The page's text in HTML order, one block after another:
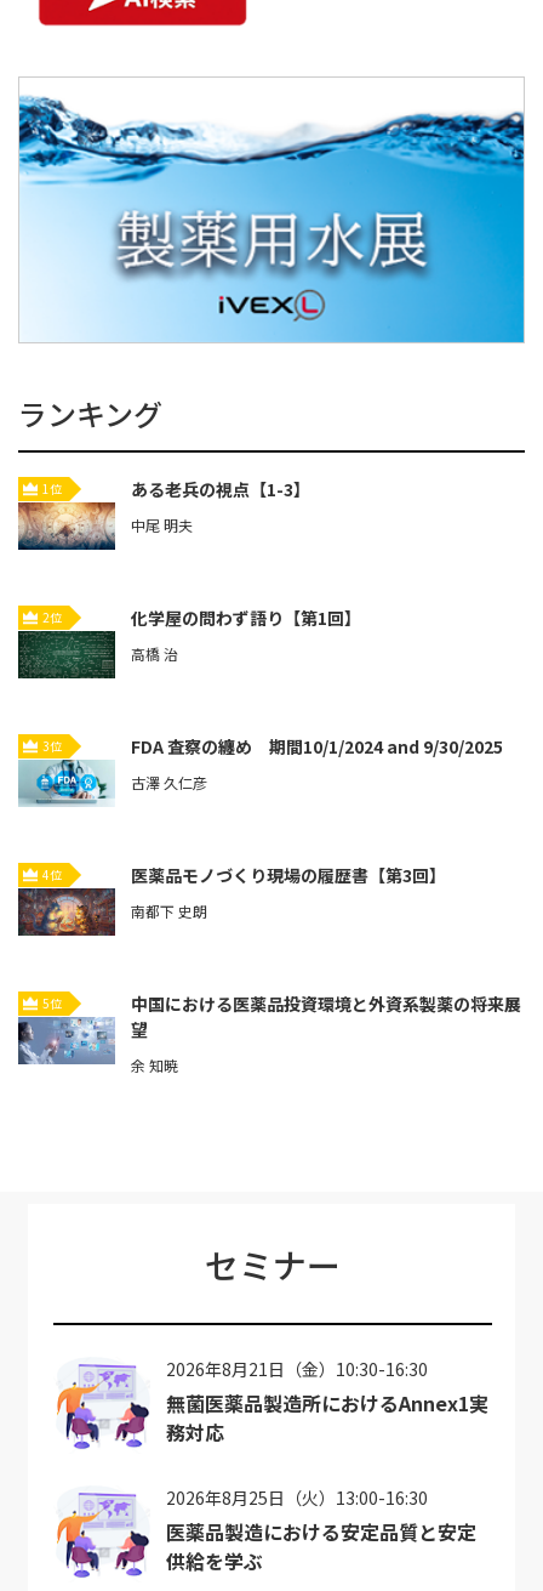
ランキング
1位 ある老兵の視点【1-3】
中尾 明夫
2位 化学屋の問わず語り【第1回】
高橋 治
3位 FDA 査察の纏め 期間10/1/2024 and 9/30/2025
古澤 久仁彦
4位 医薬品モノづくり現場の履歴書【第3回】
南都下 史朗
5位
中国における医薬品投資環境と外資系製薬の将来展
望
余 知暁
セミナー
2026年8月21日（金）10:30-16:30
無菌医薬品製造所におけるAnnex1実
務対応
2026年8月25日（火）13:00-16:30
医薬品製造における安定品質と安定
供給を学ぶ